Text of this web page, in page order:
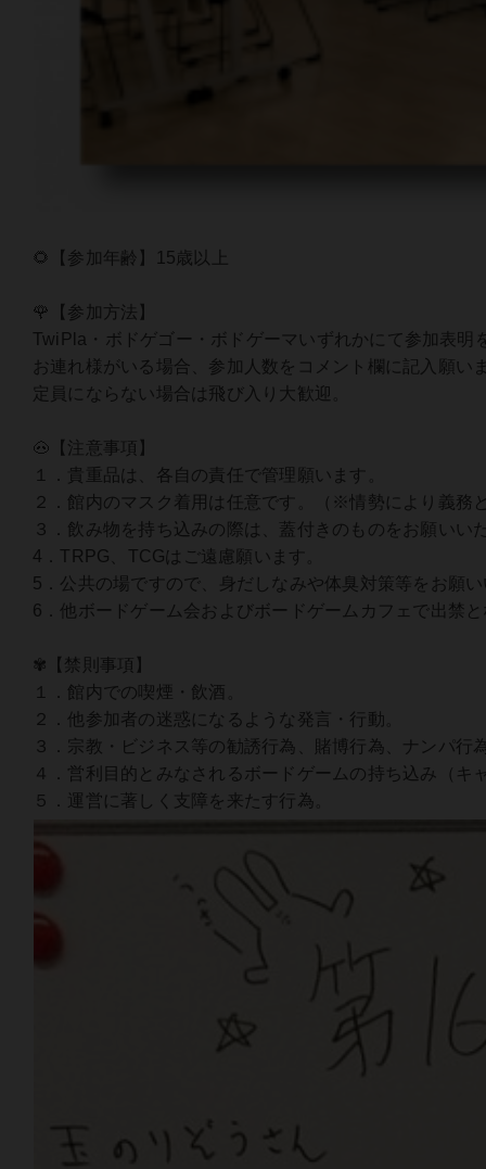
🌻【参加年齢】15歳以上
🌹【参加方法】
TwiPla・ボドゲゴー・ボドゲーマいずれかにて参加表明
お連れ様がいる場合、参加人数をコメント欄に記入願い
定員にならない場合は飛び入り大歓迎。
🐽【注意事項】
１．貴重品は、各自の責任で管理願います。
２．館内のマスク着用は任意です。（※情勢により義務
３．飲み物を持ち込みの際は、蓋付きのものをお願いい
4．TRPG、TCGはご遠慮願います。
5．公共の場ですので、身だしなみや体臭対策等をお願
6．他ボードゲーム会およびボードゲームカフェで出禁
✾【禁則事項】
１．館内での喫煙・飲酒。
２．他参加者の迷惑になるような発言・行動。
３．宗教・ビジネス等の勧誘行為、賭博行為、ナンパ行
４．営利目的とみなされるボードゲームの持ち込み（
５．運営に著しく支障を来たす行為。